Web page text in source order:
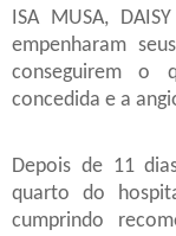
ISA MUSA,
empenharam
conseguirem o
concedida e a
Depois de 11
quarto do
cumprindo